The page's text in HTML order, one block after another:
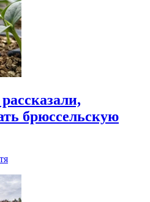
брюссельскую